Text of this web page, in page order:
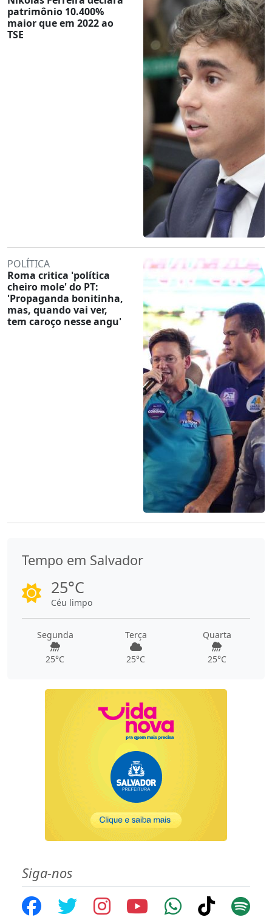
patrimônio 10.400%
maior que em 2022 ao
TSE
POLÍTICA
Roma critica 'política
cheiro mole' do PT:
'Propaganda bonitinha,
mas, quando vai ver,
tem caroço nesse angu'
Tempo em Salvador
25°C
Céu limpo
Segunda
25°C
Terça
25°C
Quarta
25°C
Siga-nos